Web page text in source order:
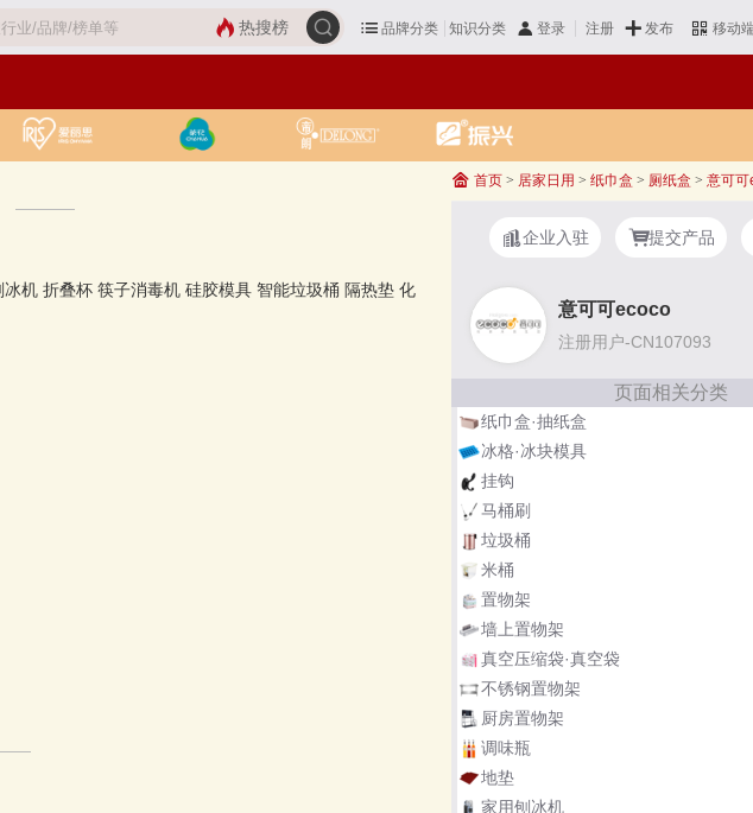
品牌分类 知识分类 登录 注册 发布 移动
热搜榜
冰机 折叠杯 筷子消毒机 硅胶模具 智能垃圾桶 隔热垫 化
首页 > 居家日用 > 纸巾盒 > 厕纸盒 > 意可
企业入驻 提交产品
意可可ecoco
注册用户-CN107093
页面相关分类
纸巾盒·抽纸盒
冰格·冰块模具
挂钩
马桶刷
垃圾桶
米桶
置物架
墙上置物架
真空压缩袋·真空袋
不锈钢置物架
厨房置物架
调味瓶
地垫
家用刨冰机